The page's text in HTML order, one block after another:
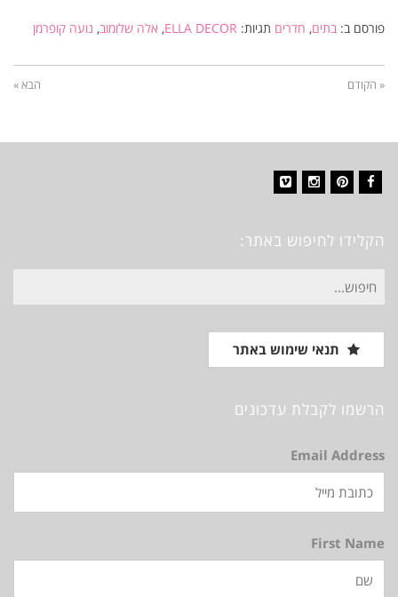
פורסם ב: בתים, חדרים תגיות: ELLA DECOR
, אלה שלומוב, נועה קופרמן
« הקודם הבא »
הקלידו לחיפוש באתר:
חיפוש
עבור:
תנאי שימוש באתר
הרשמו לקבלת עדכונים
Email Address
First Name